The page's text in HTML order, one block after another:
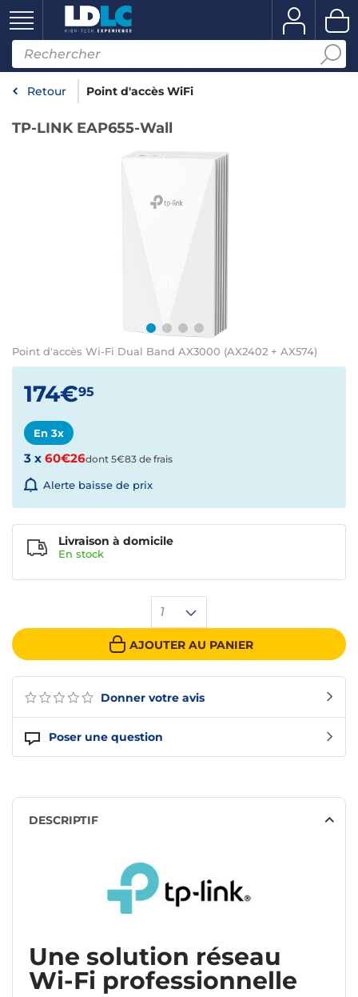
Retour Point d'accès WiFi
TP-LINK EAP655-Wall
Point d'accès Wi-Fi Dual Band AX3000 (AX2402 + AX574)
Donner votre avis
Poser une question
174€95
En 3x
3 x 60€26dont 5€83 de frais
Alerte baisse de prix
1
AJOUTER AU PANIER
Livraison à domicile
En stock
DESCRIPTIF
Une solution réseau
Wi-Fi professionnelle